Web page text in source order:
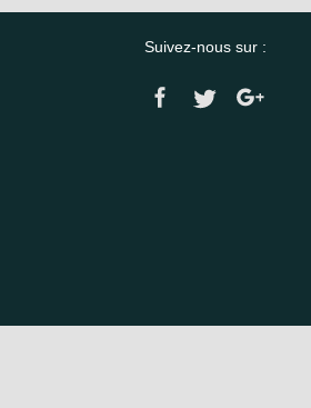
Suivez-nous sur :